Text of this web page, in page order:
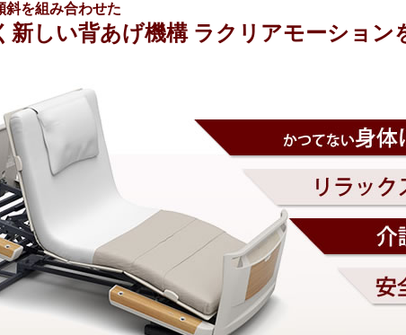
斜を組み合わせた
新しい背あげ機構 ラクリアモーション